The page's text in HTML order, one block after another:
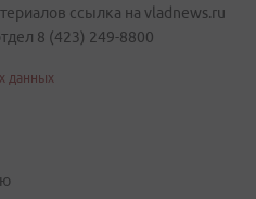
ссылка на vladnews.ru
8 (423) 249-8800
данных